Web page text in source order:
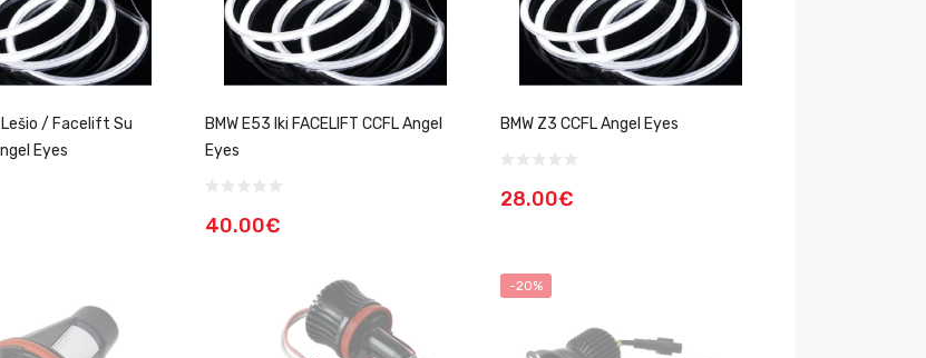
Lešio / Facelift Su
Eyes
BMW E53 Iki FACELIFT CCFL Angel
Eyes
40.00€
BMW Z3 CCFL Angel Eyes
28.00€
-20%